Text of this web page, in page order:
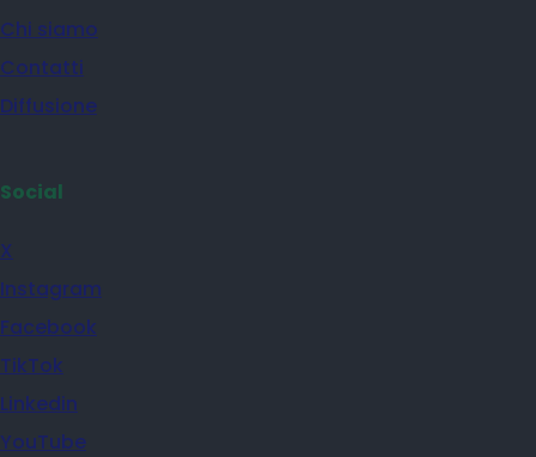
Chi siamo
Contatti
Diffusione
Social
X
Instagram
Facebook
TikTok
Linkedin
YouTube